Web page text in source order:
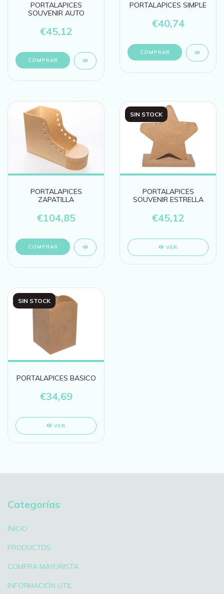
PORTALAPICES
SOUVENIR AUTO
€45,12
PORTALAPICES SIMPLE
€40,74
PORTALAPICES
ZAPATILLA
€104,85
SIN STOCK
PORTALAPICES
SOUVENIR ESTRELLA
€45,12
VER
SIN STOCK
PORTALAPICES BASICO
€34,69
VER
Categorías
INICIO
PRODUCTOS
COMPRA MAYORISTA
INFORMACIÓN UTIL